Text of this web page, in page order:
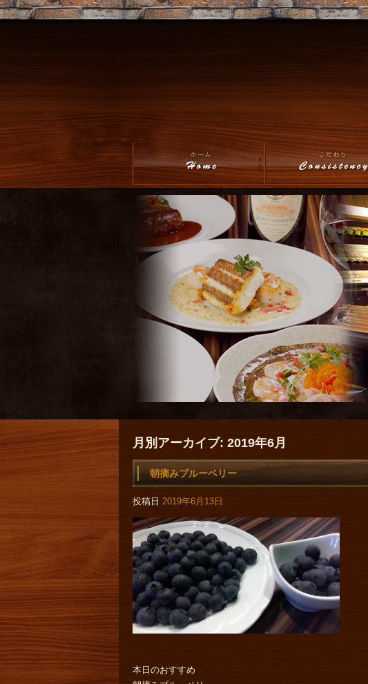
月別アーカイブ: 2019年6月
朝摘みブルーベリー
投稿日 2019年6月13日
本日のおすすめ